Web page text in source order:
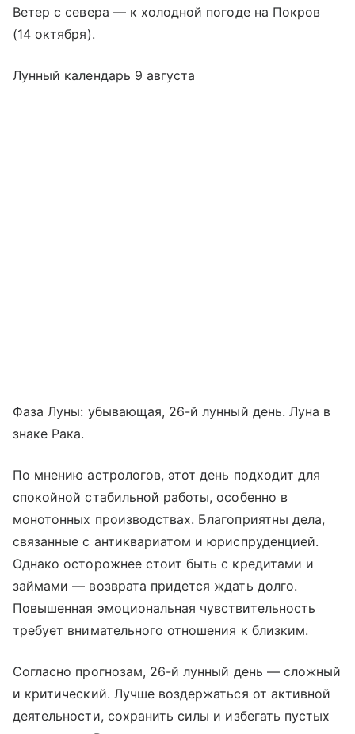
Ветер с севера — к холодной погоде на Покров
(14 октября).
Лунный календарь 9 августа
Фаза Луны: убывающая, 26-й лунный день. Луна в
знаке Рака.
По мнению астрологов, этот день подходит для
спокойной стабильной работы, особенно в
монотонных производствах. Благоприятны дела,
связанные с антиквариатом и юриспруденцией.
Однако осторожнее стоит быть с кредитами и
займами — возврата придется ждать долго.
Повышенная эмоциональная чувствительность
требует внимательного отношения к близким.
Согласно прогнозам, 26-й лунный день — сложный
и критический. Лучше воздержаться от активной
деятельности, сохранить силы и избегать пустых